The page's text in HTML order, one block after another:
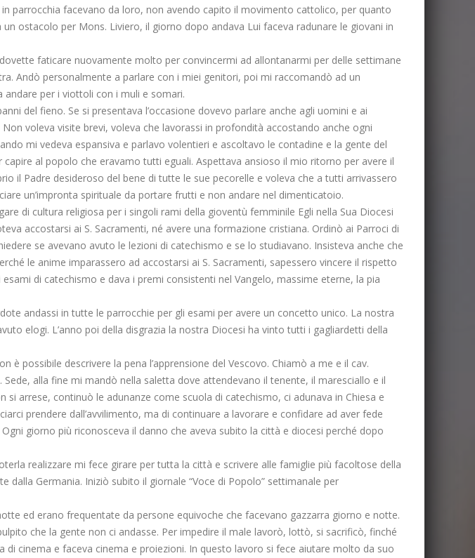
parrocchia facevano da loro, non avendo capito il movimento cattolico, per quanto
ostacolo per Mons. Liviero, il giorno dopo andava Lui faceva radunare le giovani in
faticare nuovamente molto per convincermi ad allontanarmi per delle settimane
Andò personalmente a parlare con i miei genitori, poi mi raccomandò ad un
andare per i viottoli con i muli e somari.
del fieno. Se si presentava l’occasione dovevo parlare anche agli uomini e ai
voleva visite brevi, voleva che lavorassi in profondità accostando anche ogni
mi vedeva espansiva e parlavo volentieri e ascoltavo le contadine e la gente del
al popolo che eravamo tutti eguali. Aspettava ansioso il mio ritorno per avere il
il Padre desideroso del bene di tutte le sue pecorelle e voleva che a tutti arrivassero
un’impronta spirituale da portare frutti e non andare nel dimenticatoio.
di cultura religiosa per i singoli rami della gioventù femminile Egli nella Sua Diocesi
accostarsi ai S. Sacramenti, né avere una formazione cristiana. Ordinò ai Parroci di
se avevano avuto le lezioni di catechismo e se lo studiavano. Insisteva anche che
le anime imparassero ad accostarsi ai S. Sacramenti, sapessero vincere il rispetto
di catechismo e dava i premi consistenti nel Vangelo, massime eterne, la pia
andassi in tutte le parrocchie per gli esami per avere un concetto unico. La nostra
elogi. L’anno poi della disgrazia la nostra Diocesi ha vinto tutti i gagliardetti della
possibile descrivere la pena l’apprensione del Vescovo. Chiamò a me e il cav.
alla fine mi mandò nella saletta dove attendevano il tenente, il maresciallo e il
arrese, continuò le adunanze come scuola di catechismo, ci adunava in Chiesa e
prendere dall’avvilimento, ma di continuare a lavorare e confidare ad aver fede
giorno più riconosceva il danno che aveva subito la città e diocesi perché dopo
realizzare mi fece girare per tutta la città e scrivere alle famiglie più facoltose della
Germania. Iniziò subito il giornale “Voce di Popolo” settimanale per
ed erano frequentate da persone equivoche che facevano gazzarra giorno e notte.
che la gente non ci andasse. Per impedire il male lavorò, lottò, si sacrificò, finché
cinema e faceva cinema e proiezioni. In questo lavoro si fece aiutare molto da suo